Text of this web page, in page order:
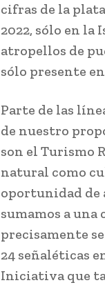
cifras de la
2022, sólo en la
atropellos de
sólo presente
Parte de las
de nuestro
son el Turismo
natural como
oportunidad de
sumamos a
precisamente
24 señaléticas
Iniciativa que